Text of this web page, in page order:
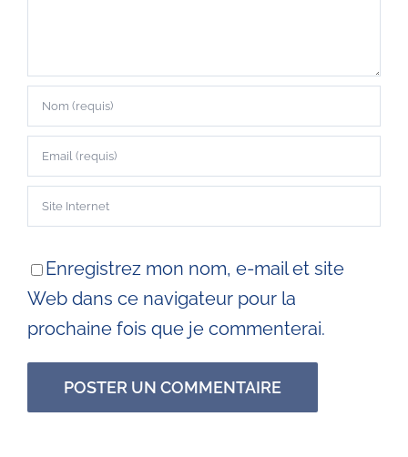
Enregistrez mon nom, e-mail et site
Web dans ce navigateur pour la
prochaine fois que je commenterai.